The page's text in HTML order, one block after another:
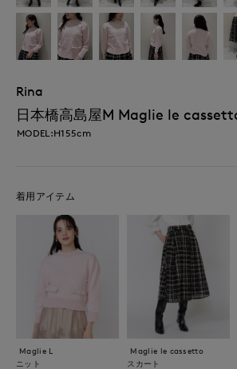
Rina
日本橋高島屋M Maglie le
MODEL:H155cm
着用アイテム
Maglie L
ニット
Maglie le cassetto
スカート